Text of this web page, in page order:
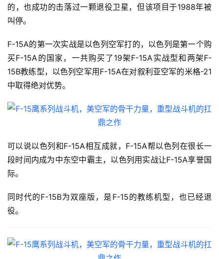
的，也成功的击落过一颗退役卫星，但该项目于1988年被
叫停。
F-15A的第一次实战是以色列空军打的，以色列是第一个购
买F-15A的国家，一共购买了19架F-15A实战型和两架F-
15B教练型，以色列空军用F-15A在对叙利亚空军的米格-21
中取得绝对优势。
可以说以色列和F-15A相互成就，F-15A帮以色列在很长一
段时间内成为中东空中霸主，以色列用实战让F-15A享誉国
际。
同时代的F-15B为双座版，是F-15的教练机型，也已经退
役。